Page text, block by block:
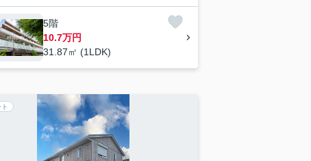
5階
10.7万円
31.87㎡ (1LDK)